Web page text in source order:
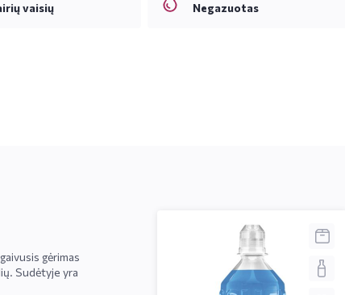
vaisių Negazuotas
gėrimas
Sudėtyje yra